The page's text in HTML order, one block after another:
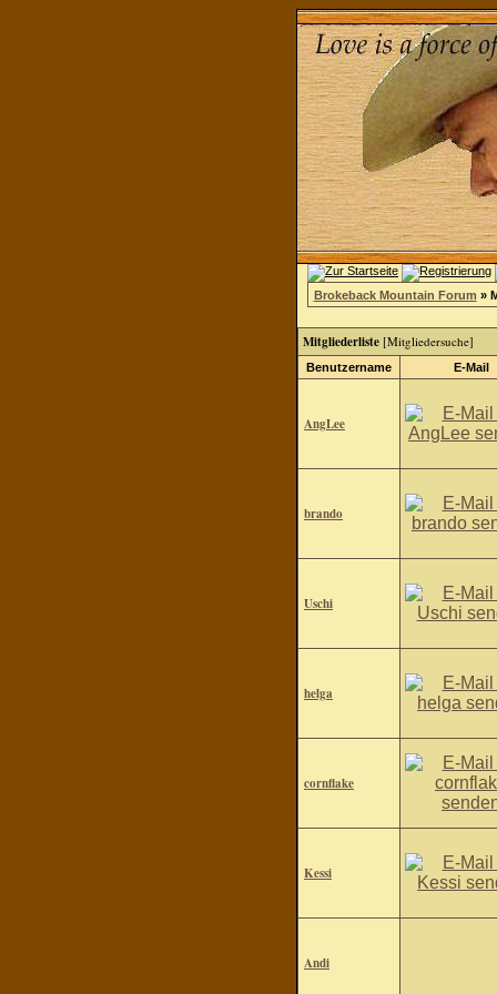
Brokeback Mountain Forum »
Mitgliederliste [Mitgliedersuche]
Benutzername E-Mail
AngLee
brando
Uschi
helga
cornflake
Kessi
Andi